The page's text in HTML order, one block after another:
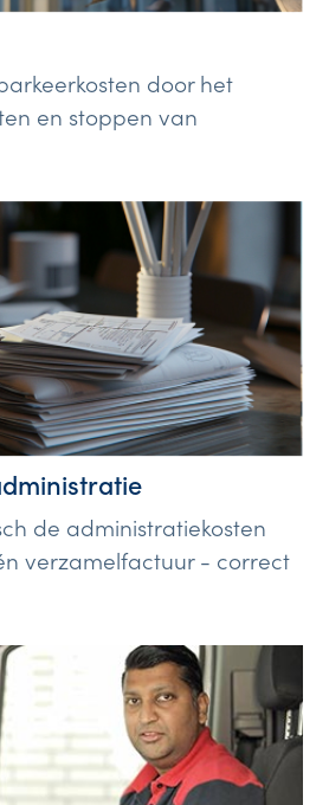
door het
en stoppen van
de administratiekosten
verzamelfactuur - correct